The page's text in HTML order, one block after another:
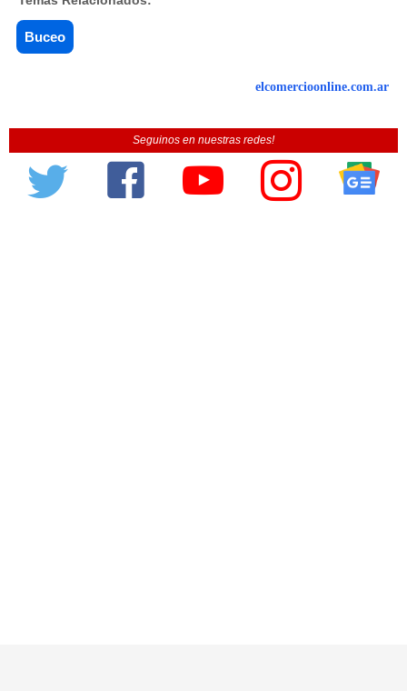
Buceo
elcomercioonline.com.ar
Seguinos en nuestras redes!